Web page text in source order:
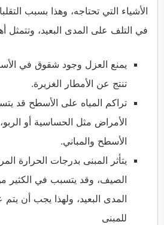
الأشياء التي تحتاجه، وهذا بسبب
في التلف على المدى البعيد، وتتمثل
يمنع العزل وجود شقوق في
تنتج عن الأمطار الغزيرة.
تراكم المياه على الأسطح قد
الأمراض مثل الحساسية أو
الأسطح والمباني.
يتأثر المبنى بدرجات الحرارة
الصيف، وقد يتسبب في الكثير
المدى البعيد، ولهذا يجب أن
للمبنى